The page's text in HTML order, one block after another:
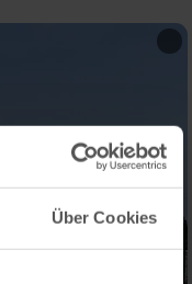
Über Cookies